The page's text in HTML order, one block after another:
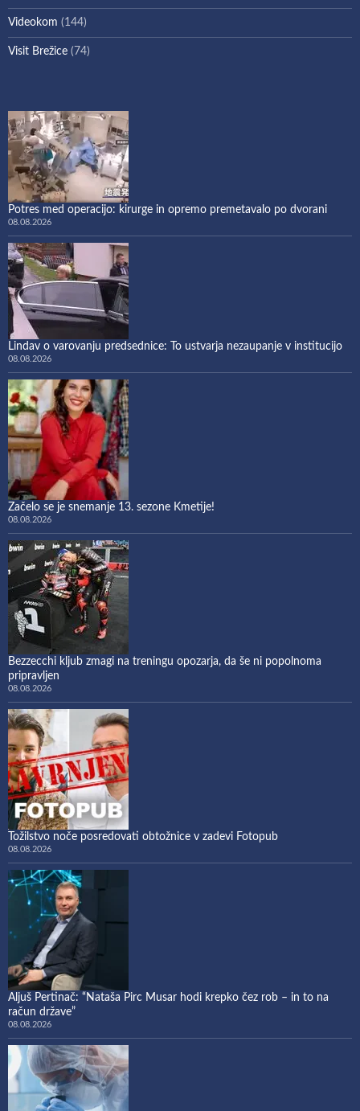
Videokom (144)
Visit Brežice (74)
Potres med operacijo: kirurge in opremo premetavalo po dvorani
08.08.2026
Lindav o varovanju predsednice: To ustvarja nezaupanje v institucijo
08.08.2026
Začelo se je snemanje 13. sezone Kmetije!
08.08.2026
Bezzecchi kljub zmagi na treningu opozarja, da še ni popolnoma
pripravljen
08.08.2026
Tožilstvo noče posredovati obtožnice v zadevi Fotopub
08.08.2026
Aljuš Pertinač: “Nataša Pirc Musar hodi krepko čez rob – in to na
račun države”
08.08.2026